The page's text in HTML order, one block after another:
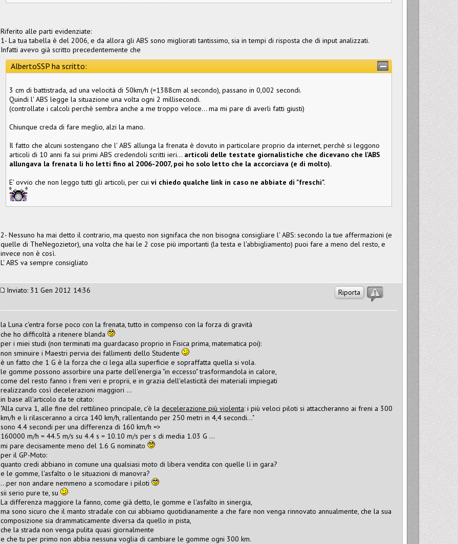
Riferito alle parti evidenziate:
1- La tua tabella è del 2006, e da allora gli ABS sono migliorati tantissimo, sia in tempi di risposta che di input analizzati.
Infatti avevo già scritto precedentemente che
AlbertoSSP ha scritto:
3 cm di battistrada, ad una velocità di 50km/h (=1388cm al secondo), passano in 0,002 secondi.
Quindi l' ABS legge la situazione una volta ogni 2 millisecondi.
(controllate i calcoli perchè sembra anche a me troppo veloce... ma mi pare di averli fatti giusti)
Chiunque creda di fare meglio, alzi la mano.
Il fatto che alcuni sostengano che l' ABS allunga la frenata è dovuto in particolare proprio da internet, perchè si leggono
articoli di 10 anni fa sui primi ABS credendoli scritti ieri... articoli delle testate giornalistiche che dicevano che l'ABS
allungava la frenata li ho letti fino al 2006-2007, poi ho solo letto che la accorciava (e di molto).
E' ovvio che non leggo tutti gli articoli, per cui vi chiedo qualche link in caso ne abbiate di "freschi".
2- Nessuno ha mai detto il contrario, ma questo non signifaca che non bisogna consigliare l' ABS: secondo la tue affermazioni (e
quelle di TheNegozietor), una volta che hai le 2 cose più importanti (la testa e l'abbigliamento) puoi fare a meno del resto, e
invece non è così.
L' ABS va sempre consigliato
Riporta
Inviato: 31 Gen 2012 14:36
la Luna c'entra forse poco con la frenata, tutto in compenso con la forza di gravità
che ho difficoltà a ritenere blanda
per i miei studi (non terminati ma guardacaso proprio in Fisica prima, matematica poi):
non sminuire i Maestri pervia dei fallimenti dello Studente
è un fatto che 1 G è la forza che ci lega alla superficie e sopraffatta quella si vola.
le gomme possono assorbire una parte dell'energia "in eccesso" trasformandola in calore,
come del resto fanno i freni veri e proprii, e in grazia dell'elasticità dei materiali impiegati
realizzando così decelerazioni maggiori …
in base all'articolo da te citato:
"Alla curva 1, alle fine del rettilineo principale, c'è la decelerazione più violenta: i più veloci piloti si attaccheranno ai freni a 300
km/h e li rilasceranno a circa 140 km/h, rallentando per 250 metri in 4,4 secondi…"
sono 4.4 secondi per una differenza di 160 km/h =>
160000 m/h = 44.5 m/s su 4.4 s = 10.10 m/s per s di media 1.03 G …
mi pare decisamente meno del 1.6 G nominato
per il GP-Moto:
quanto credi abbiano in comune una qualsiasi moto di libera vendita con quelle lì in gara?
e le gomme, l'asfalto o le situazioni di manovra?
…per non andare nemmeno a scomodare i piloti
sii serio pure te, su
La differenza maggiore la fanno, come già detto, le gomme e l'asfalto in sinergia,
ma sono sicuro che il manto stradale con cui abbiamo quotidianamente a che fare non venga rinnovato annualmente, che la sua
composizione sia drammaticamente diversa da quello in pista,
che la strada non venga pulita quasi giornalmente
e che tu per primo non abbia nessuna voglia di cambiare le gomme ogni 300 km.